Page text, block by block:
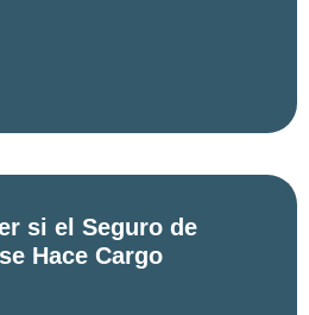
si el Seguro de
Hace Cargo